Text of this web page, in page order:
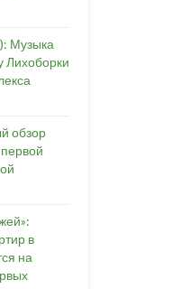
Музыка
Лихоборки
обзор
в
на